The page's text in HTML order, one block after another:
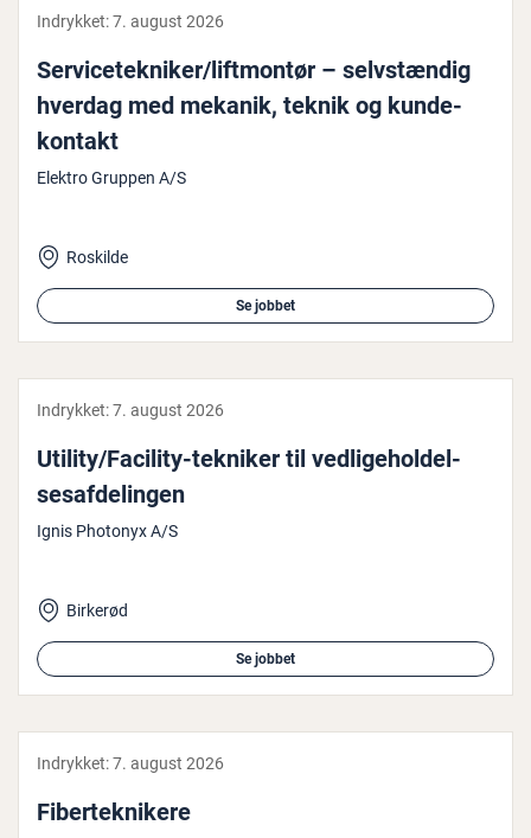
Indrykket:7. august 2026
Ser­vi­ce­tek­ni­ker/lift­montør – selv­stæn­dig
hverdag med mekanik, teknik og kun­de­
kon­takt
Elektro Gruppen A/S
Roskilde
Se jobbet
Indrykket:7. august 2026
Utility/Facility-tekniker til ved­li­ge­hol­del­
ses­af­de­lin­gen
Ignis Photonyx A/S
Birkerød
Se jobbet
Indrykket:7. august 2026
Fi­ber­tek­ni­ke­re